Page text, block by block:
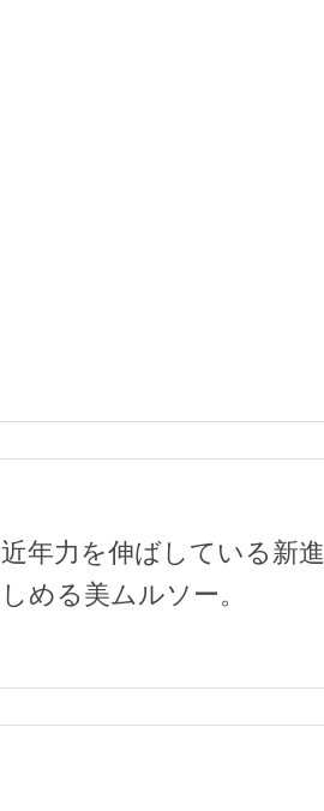
近年力を伸ばしている新
しめる美ムルソー。